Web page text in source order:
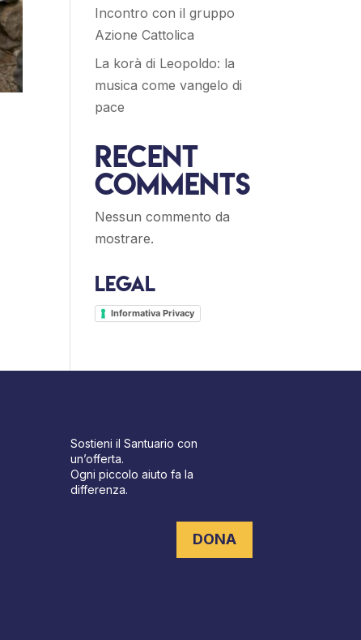
Incontro con il gruppo
Azione Cattolica
La korà di Leopoldo: la
musica come vangelo di
pace
Recent
Comments
Nessun commento da
mostrare.
Legal
Informativa Privacy
Sostieni il Santuario con
un’offerta.
Ogni piccolo aiuto fa la
differenza.
DONA